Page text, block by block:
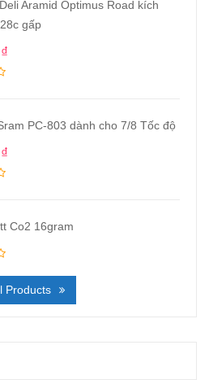
Aramid Optimus Road kích
gấp
₫
PC-803 dành cho 7/8 Tốc độ
₫
Co2 16gram
Products